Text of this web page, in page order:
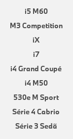
i5 M60
M3 Competition
iX
i7
i4 Grand Coupé
i4 M50
530e M Sport
Série 4 Cabrio
Série 3 Sedã